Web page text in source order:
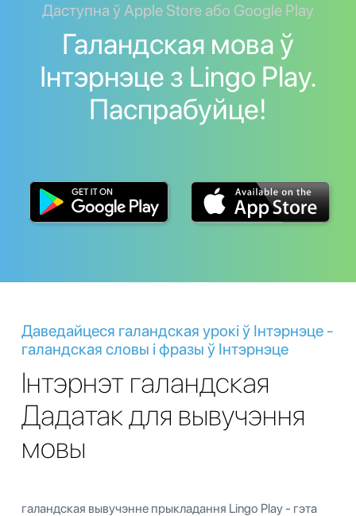
Даступна ў Apple Store або Google Play
Галандская мова ў
Інтэрнэце з Lingo Play.
Паспрабуйце!
Даведайцеся галандская урокі ў Інтэрнэце -
галандская словы і фразы ў Інтэрнэце
Інтэрнэт галандская
Дадатак для вывучэння
мовы
галандская вывучэнне прыкладання Lingo Play - гэта